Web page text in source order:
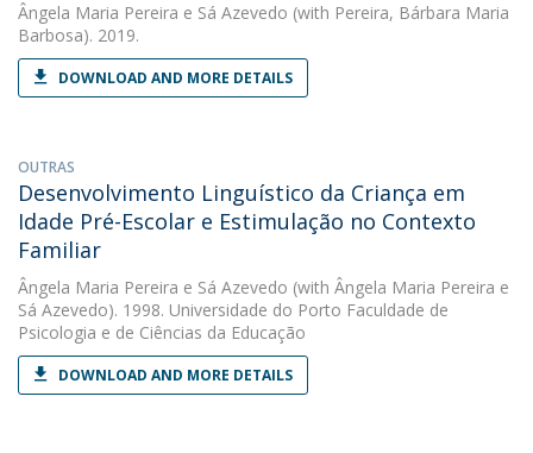
Ângela Maria Pereira e Sá Azevedo (with Pereira, Bárbara Maria
Barbosa). 2019.
DOWNLOAD AND MORE DETAILS
OUTRAS
Desenvolvimento Linguístico da Criança em
Idade Pré-Escolar e Estimulação no Contexto
Familiar
Ângela Maria Pereira e Sá Azevedo (with Ângela Maria Pereira e
Sá Azevedo). 1998. Universidade do Porto Faculdade de
Psicologia e de Ciências da Educação
DOWNLOAD AND MORE DETAILS